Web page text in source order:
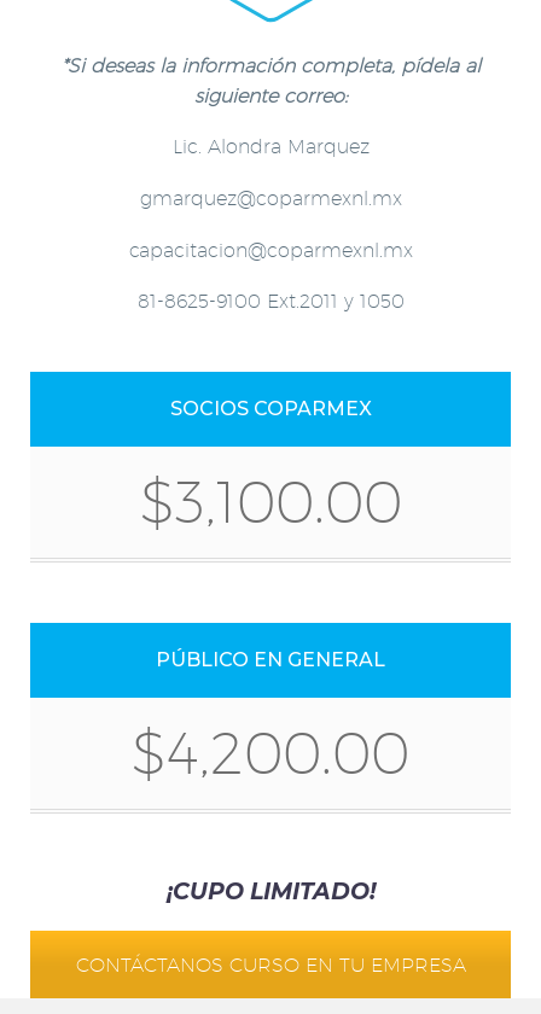
*Si deseas la información completa, pídela al
siguiente correo:
Lic. Alondra Marquez
gmarquez@coparmexnl.mx
capacitacion@coparmexnl.mx
81-8625-9100 Ext.2011 y 1050
SOCIOS COPARMEX
$3,100.00
PÚBLICO EN GENERAL
$4,200.00
¡CUPO LIMITADO!
CONTÁCTANOS CURSO EN TU EMPRESA